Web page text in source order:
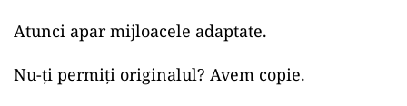
Atunci apar mijloacele adaptate.
Nu-ți permiți originalul? Avem copie.